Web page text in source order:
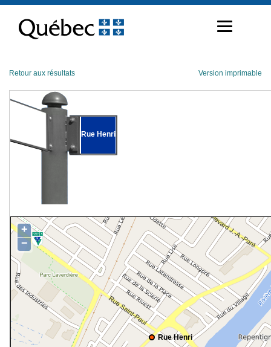
contenu
Retour aux résultats Version imprimable
Rue Henri
Rue Henri
+
−